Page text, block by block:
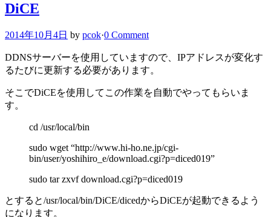
DiCE
2014年10月4日 by pcok·0 Comment
DDNSサーバーを使用していますので、IPアドレスが変化す
るたびに更新する必要があります。
そこでDiCEを使用してこの作業を自動でやってもらいま
す。
cd /usr/local/bin
sudo wget “http://www.hi-ho.ne.jp/cgi-
bin/user/yoshihiro_e/download.cgi?p=diced019”
sudo tar zxvf download.cgi?p=diced019
とすると/usr/local/bin/DiCE/dicedからDiCEが起動できるよう
になります。